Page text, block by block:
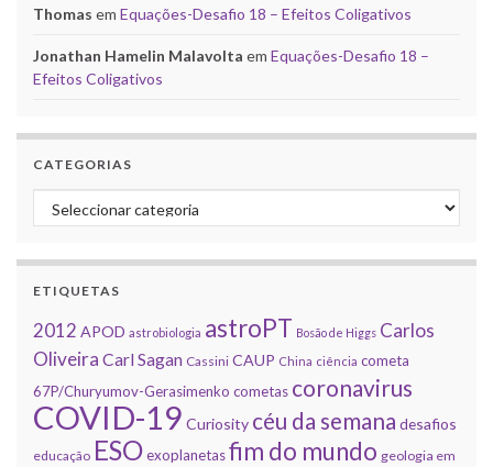
Thomas em Equações-Desafio 18 – Efeitos Coligativos
Jonathan Hamelin Malavolta em Equações-Desafio 18 –
Efeitos Coligativos
CATEGORIAS
Categorias
ETIQUETAS
2012 APOD astrobiologia astroPT Bosão de Higgs Carlos
Oliveira Carl Sagan Cassini CAUP China ciência cometa
67P/Churyumov-Gerasimenko cometas coronavirus
COVID-19 Curiosity céu da semana desafios
educação ESOexoplanetasfim do mundo geologia em